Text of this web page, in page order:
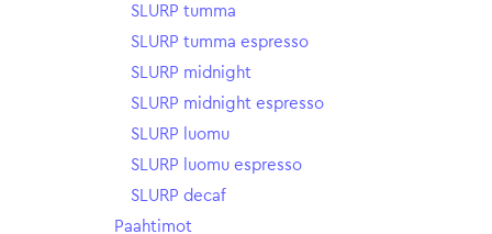
SLURP tumma
SLURP tumma espresso
SLURP midnight
SLURP midnight espresso
SLURP luomu
SLURP luomu espresso
SLURP decaf
Paahtimot